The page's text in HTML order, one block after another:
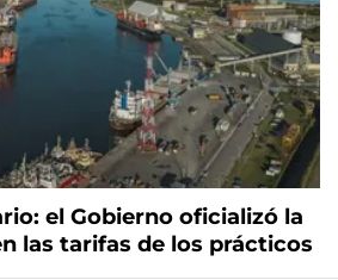
el Gobierno oficializó la
las tarifas de los prácticos